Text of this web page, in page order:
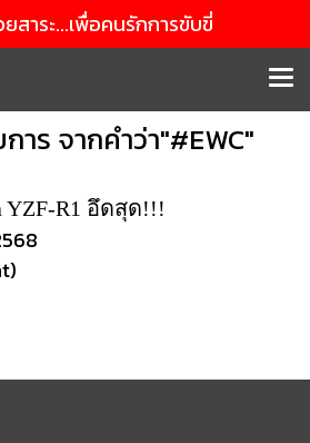
สาระ...เพื่อคนรักการขับขี่
าร จากคำว่า"#EWC"
YZF-R1 อึดสุด!!!